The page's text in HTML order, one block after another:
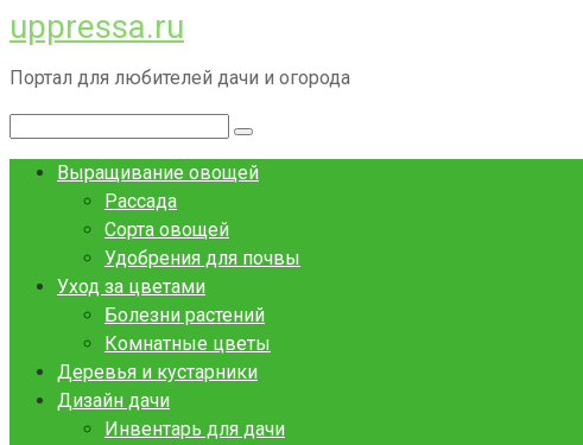
Перейти
к
контенту
uppressa.ru
Портал для любителей дачи и огорода
Выращивание овощей
Рассада
Сорта овощей
Удобрения для почвы
Уход за цветами
Болезни растений
Комнатные цветы
Деревья и кустарники
Дизайн дачи
Инвентарь для дачи